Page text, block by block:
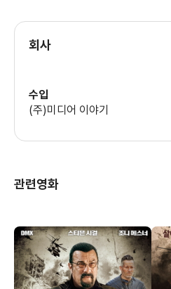
회사
수입
(주)미디어 이야기
관련영화